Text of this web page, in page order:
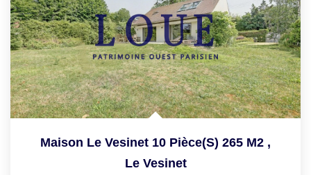
Maison Le Vesinet 10 Pièce(s) 265 M2 ,
Le Vesinet